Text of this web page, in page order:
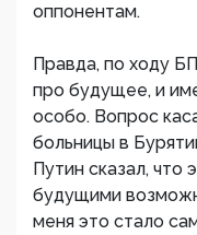
оппонентам.
Правда, по ходу
про будущее, и
особо. Вопрос
больницы в
Путин сказал, что
будущими
меня это стало